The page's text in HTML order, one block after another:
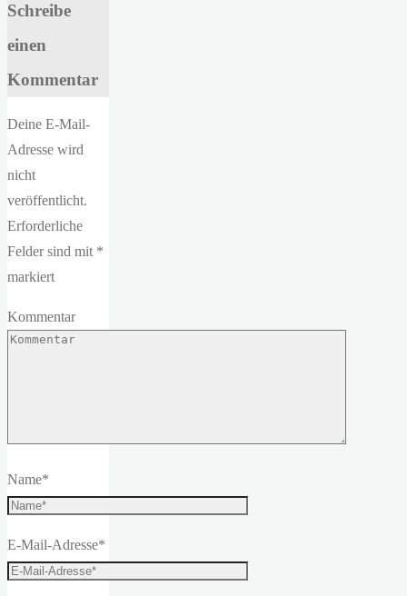
Schreibe
einen
Kommentar
Deine E-Mail-
Adresse wird
nicht
veröffentlicht.
Erforderliche
Felder sind mit *
markiert
Kommentar
Name*
E-Mail-Adresse*